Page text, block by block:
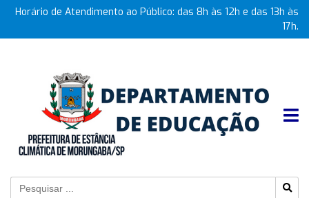
Horário de Atendimento ao Público: das 8h às 12h e das 13h às
17h.